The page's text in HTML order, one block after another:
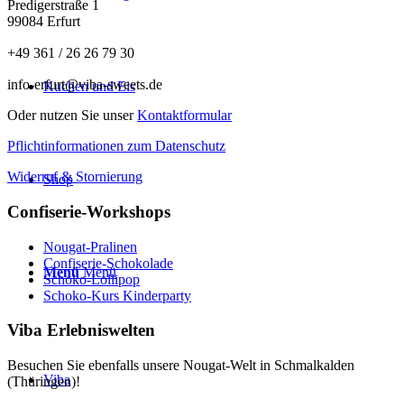
Kuchen und Eis
Shop
Menü Menü
Viba
Predigerstraße 1
99084 Erfurt
+49 361 / 26 26 79 30
info-erfurt@viba-sweets.de
Oder nutzen Sie unserKontaktformular
Pflichtinformationen zum Datenschutz
Widerruf & Stornierung
Confiserie-Workshops
Nougat-Pralinen
Confiserie-Schokolade
Schoko-Lollipop
Schoko-Kurs Kinderparty
Viba Erlebniswelten
Besuchen Sie ebenfalls unsere Nougat-Welt in Schmalkalden
(Thüringen)!